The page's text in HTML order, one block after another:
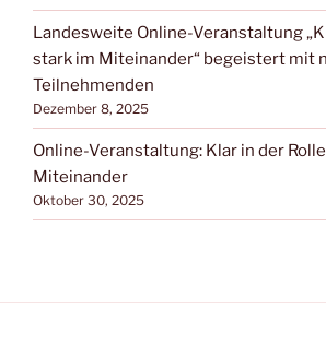
Landesweite Online-Veranstaltung
stark im Miteinander“ begeistert mit
Teilnehmenden
Dezember 8, 2025
Online-Veranstaltung: Klar in der
Miteinander
Oktober 30, 2025